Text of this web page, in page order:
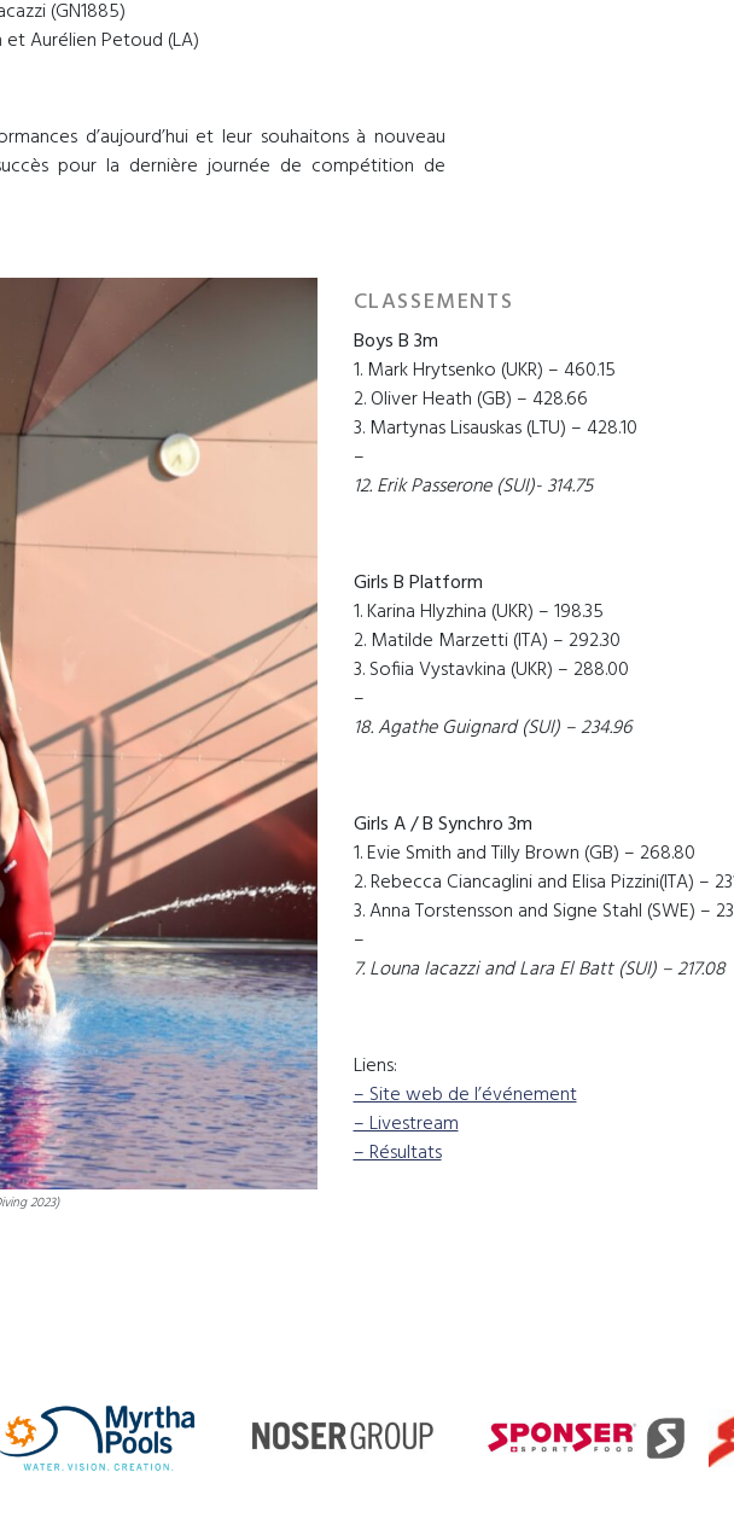
(GN1885)
Aurélien Petoud (LA)
d’aujourd’hui et leur souhaitons à nouveau
pour la dernière journée de compétition de
2023)
CLASSEMENTS
Boys B 3m
1. Mark Hrytsenko (UKR) – 460.15
2. Oliver Heath (GB) – 428.66
3. Martynas Lisauskas (LTU) – 428.10
–
12. Erik Passerone (SUI)- 314.75
Girls B Platform
1. Karina Hlyzhina (UKR) – 198.35
2. Matilde Marzetti (ITA) – 292.30
3. Sofiia Vystavkina (UKR) – 288.00
–
18. Agathe Guignard (SUI) – 234.96
Girls A / B Synchro 3m
1. Evie Smith and Tilly Brown (GB) – 268.80
2. Rebecca Ciancaglini and Elisa Pizzini(ITA) –
3. Anna Torstensson and Signe Stahl (SWE) –
–
7. Louna Iacazzi and Lara El Batt (SUI) – 217.08
Liens:
– Site web de l’événement
– Livestream
– Résultats